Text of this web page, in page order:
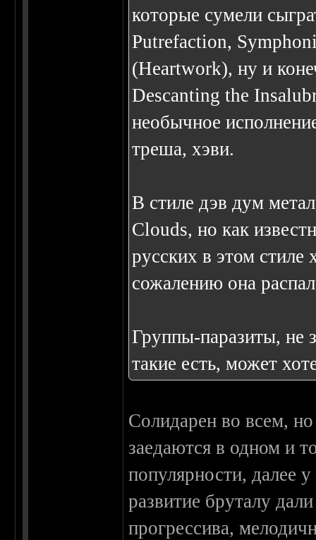
которые сумели
Putrefaction,
(Heartwork), ну и
Descanting the
необычное
треша, хэви.
В стиле дэв дум
Clouds, но как
русских в этом
сожалению она
Группы-паразиты, не
такие есть, может
Солидарен во всем,
заедаются в одном и
популярности, далее
развитие бруталу
прогрессива,